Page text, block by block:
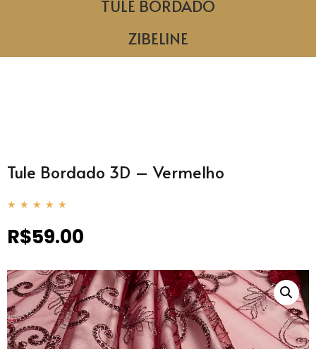
TULE BORDADO
ZIBELINE
Tule Bordado 3D – Vermelho
★ ★ ★ ★ ★
R$59.00